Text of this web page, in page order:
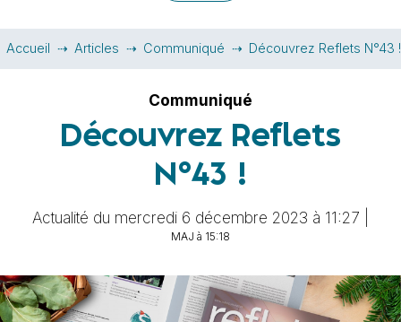
Accueil Articles Communiqué Découvrez Reflets N°43 !
Communiqué
Découvrez Reflets
N°43 !
Actualité du mercredi 6 décembre 2023 à 11:27 |
MAJ à 15:18